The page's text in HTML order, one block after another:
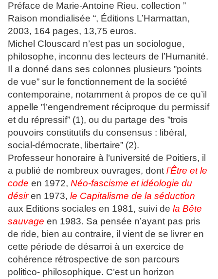
Préface de Marie-Antoine Rieu. collection ”
Raison mondialisée “, Éditions L’Harmattan,
2003, 164 pages, 13,75 euros.
Michel Clouscard n’est pas un sociologue,
philosophe, inconnu des lecteurs de l’Humanité.
Il a donné dans ses colonnes plusieurs ”points
de vue” sur le fonctionnement de la société
contemporaine, notamment à propos de ce qu’il
appelle ”l’engendrement réciproque du permissif
et du répressif” (1), ou du partage des ”trois
pouvoirs constitutifs du consensus : libéral,
social-démocrate, libertaire” (2).
Professeur honoraire à l’université de Poitiers, il
a publié de nombreux ouvrages, dont l’Être et le
code en 1972, Néo-fascisme et idéologie du
désiren 1973, le Capitalisme de la séduction
aux Editions sociales en 1981, suivi de la Bête
sauvage en 1983. Sa pensée n’ayant pas pris
de ride, bien au contraire, il vient de se livrer en
cette période de désarroi à un exercice de
cohérence rétrospective de son parcours
politico- philosophique. C’est un horizon